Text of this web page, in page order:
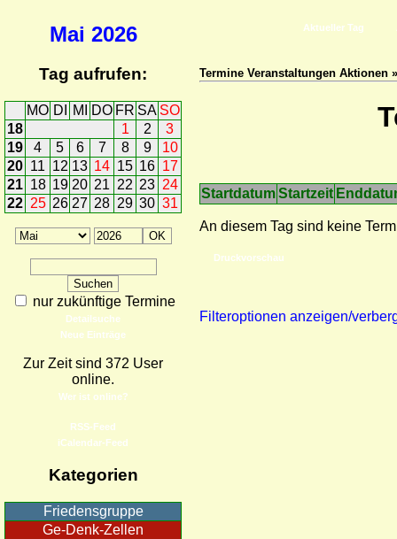
Mai 2026
Tag aufrufen:
MO DI MI DO FR SA SO
18
1 2
3
19
4 5 6 7 8 9
10
20 11 12 13 14 15 16 17
21 18 19 20 21 22 23 24
22 25 26 27 28 29 30 31
nur zukünftige Termine
Detailsuche
Neue Einträge
Zur Zeit sind 372 User
online.
Wer ist online?
RSS-Feed
iCalendar-Feed
Kategorien
Friedensgruppe
Ge-Denk-Zellen
Aktueller Tag
Termine Veranstaltungen Aktionen
StartdatumStartzeit
An diesem Tag sind keine
Druckvorschau
Filteroptionen anzeigen/